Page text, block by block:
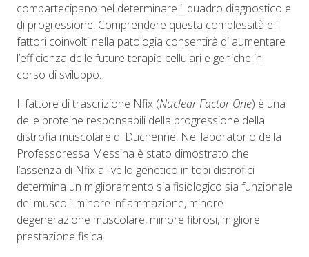
compartecipano nel determinare il quadro diagnostico e
di progressione. Comprendere questa complessità e i
fattori coinvolti nella patologia consentirà di aumentare
l’efficienza delle future terapie cellulari e geniche in
corso di sviluppo.
Il fattore di trascrizione Nfix (Nuclear Factor One) è una
delle proteine responsabili della progressione della
distrofia muscolare di Duchenne. Nel laboratorio della
Professoressa Messina è stato dimostrato che
l’assenza di Nfix a livello genetico in topi distrofici
determina un miglioramento sia fisiologico sia funzionale
dei muscoli: minore infiammazione, minore
degenerazione muscolare, minore fibrosi, migliore
prestazione fisica.